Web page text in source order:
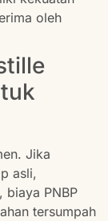
oleh
Jika
asli,
biaya PNBP
tersumpah